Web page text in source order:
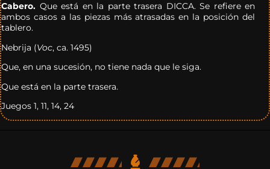
Cabero. Que está en la parte trasera DICCA. Se refiere en
ambos casos a las piezas más atrasadas en la posición del
tablero.
Nebrija (Voc, ca. 1495)
Que, en una sucesión, no tiene nada que le siga.
Que está en la parte trasera.
Juegos 1, 11, 14, 24